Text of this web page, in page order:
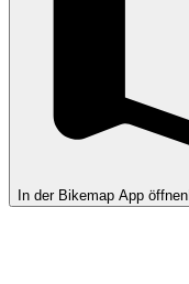
In der Bikemap App öffnen